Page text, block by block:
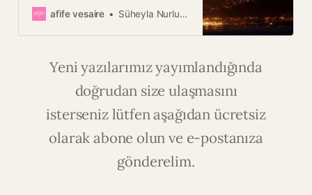
açmaya hazır mısınız?
afife vesaire Süheyla Nurlu Çılgın
Yeni yazılarımız yayımlandığında
doğrudan size ulaşmasını
isterseniz lütfen aşağıdan ücretsiz
olarak abone olun ve e-postanıza
gönderelim.